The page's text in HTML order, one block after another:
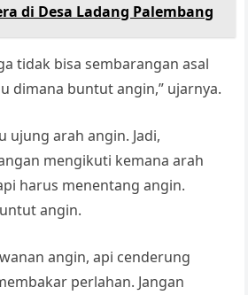
di Desa Ladang Palembang
tidak bisa sembarangan asal
dimana buntut angin,” ujarnya.
ujung arah angin. Jadi,
mengikuti kemana arah
harus menentang angin.
angin.
angin, api cenderung
perlahan. Jangan